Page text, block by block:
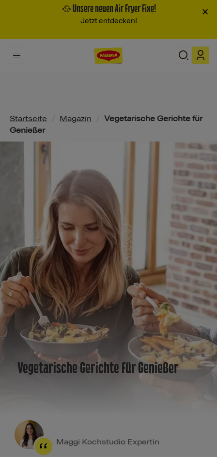
🥘 Unsere neuen Air Fryer Fixe!
Jetzt entdecken!
×
Pfadnavigation
Startseite Magazin
Vegetarische Gerichte für
Genießer
Vegetarische Gerichte für Genießer
Maggi Kochstudio Expertin